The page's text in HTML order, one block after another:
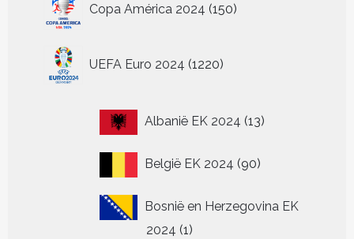
Copa América 2024 150
producten
UEFA Euro 2024 1220
producten
Albanië EK 2024 1313
België EK 2024 9090
Bosnië en Herzegovina EK
2024 11